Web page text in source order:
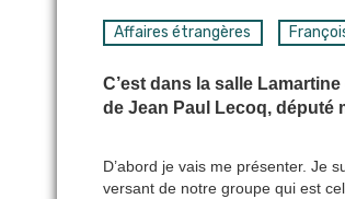
Affaires étrangères
C’est dans la salle
de Jean Paul Lecoq, député
D’abord je vais me présenter. Je
versant de notre groupe qui est